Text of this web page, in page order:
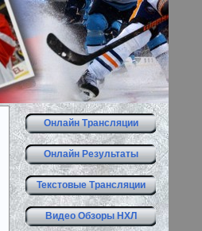
Онлайн Трансляции
Онлайн Результаты
Текстовые Трансляции
Видео Обзоры НХЛ